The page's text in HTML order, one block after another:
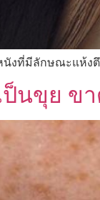
นังที่มีลักษณะแห้ง
ป็นขุย ข